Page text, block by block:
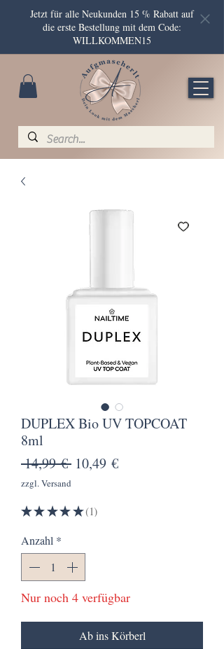
Jetzt für alle Neukunden 15 % Rabatt auf
die erste Bestellung mit dem Code:
WILLKOMMEN15
DUPLEX Bio UV TOPCOAT
8ml
14,99 € Standardpreis
10,49 €Sale-
zzgl. Versand
★★ ★★ ★ 1
1
Anzahl *
Nur noch 4 verfügbar
Ab ins Körberl